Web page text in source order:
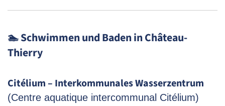
🏊Schwimmen und Baden in Château-
Thierry
Citélium – Interkommunales Wasserzentrum
(Centre aquatique intercommunal Citélium)
Rimini
Ancona